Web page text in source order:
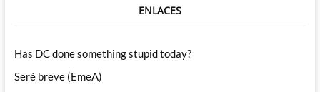
ENLACES
Has DC done something stupid today?
Seré breve (EmeA)